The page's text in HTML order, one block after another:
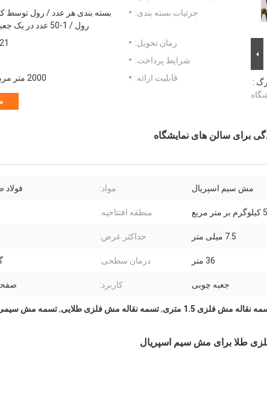
:
جزئیات بسته بندی:
رول / 1-50 عدد در یک جعبه چوبی.
زمان تحویل:
شرایط پرداخت:
قابلیت ارائه:
2000 متر مربع در ماه
مش سیم اسپریال مواد:
مربع منطقه افتتاحیه:
7.5 میلی متر حداکثر عرض:
36 متر درمان سطحی:
جعبه چوبی کاربرد:
نقاله مش فلزی 1.5 متری ,تسمه نقاله مش فلزی طلایی,تسمه مش
طلا برای مش سیم اسپریال